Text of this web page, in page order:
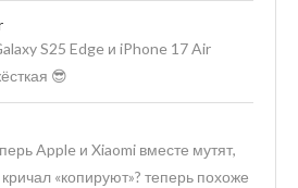
S25 Edge и iPhone 17 Air
😎
Apple и Xiaomi вместе мутят,
кричал «копируют»? теперь похоже